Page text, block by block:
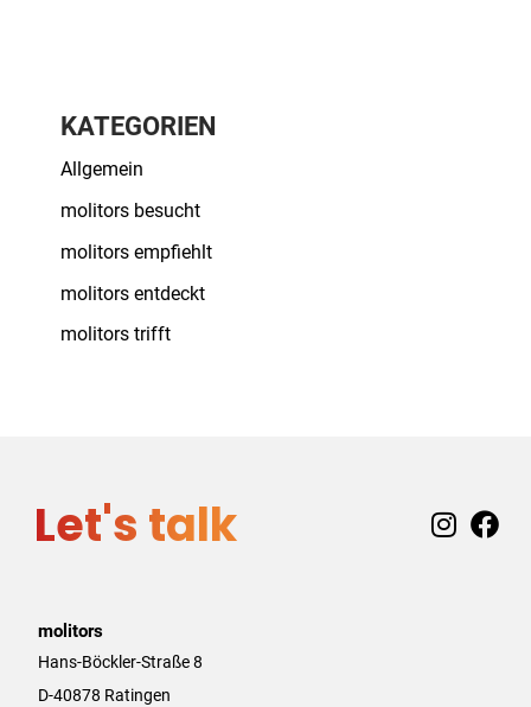
KATEGORIEN
Allgemein
molitors besucht
molitors empfiehlt
molitors entdeckt
molitors trifft
Let's talk
I
F
molitors
Hans-Böckler-Straße 8
D-40878 Ratingen